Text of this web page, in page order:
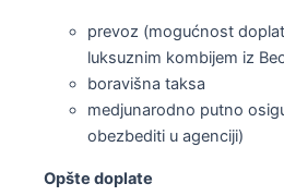
prevoz (mogućnost
luksuznim kombijem iz
boravišna taksa
medjunarodno putno
obezbediti u agenciji)
Opšte doplate